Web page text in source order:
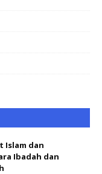
Islam dan
Ibadah dan